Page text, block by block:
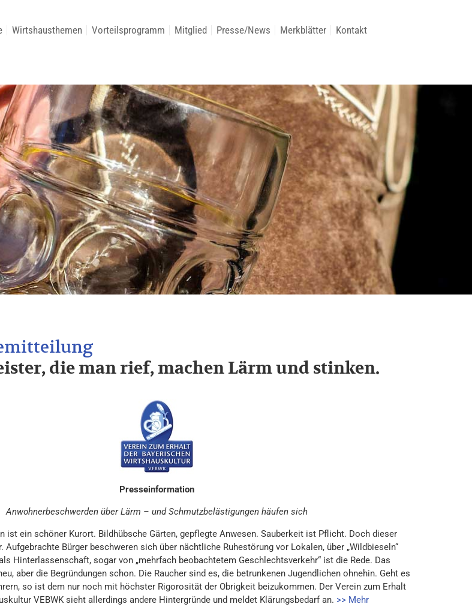
Wirtshausthemen Vorteilsprogramm Mitglied Presse/News Merkblätter Kontakt
die man rief, machen Lärm und stinken.
Presseinformation
Anwohnerbeschwerden über Lärm – und Schmutzbelästigungen häufen sich
ist ein schöner Kurort. Bildhübsche Gärten, gepflegte Anwesen. Sauberkeit ist Pflicht. Doch dieser
Aufgebrachte Bürger beschweren sich über nächtliche Ruhestörung vor Lokalen, über „Wildbieseln“
Hinterlassenschaft, sogar von „mehrfach beobachtetem Geschlechtsverkehr“ ist die Rede. Das
aber die Begründungen schon. Die Raucher sind es, die betrunkenen Jugendlichen ohnehin. Geht es
so ist dem nur noch mit höchster Rigorosität der Obrigkeit beizukommen. Der Verein zum Erhalt
VEBWK sieht allerdings andere Hintergründe und meldet Klärungsbedarf an. >> Mehr